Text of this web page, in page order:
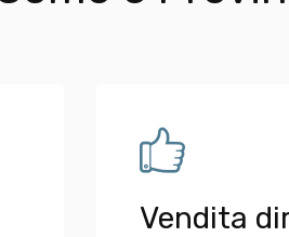
Vendita